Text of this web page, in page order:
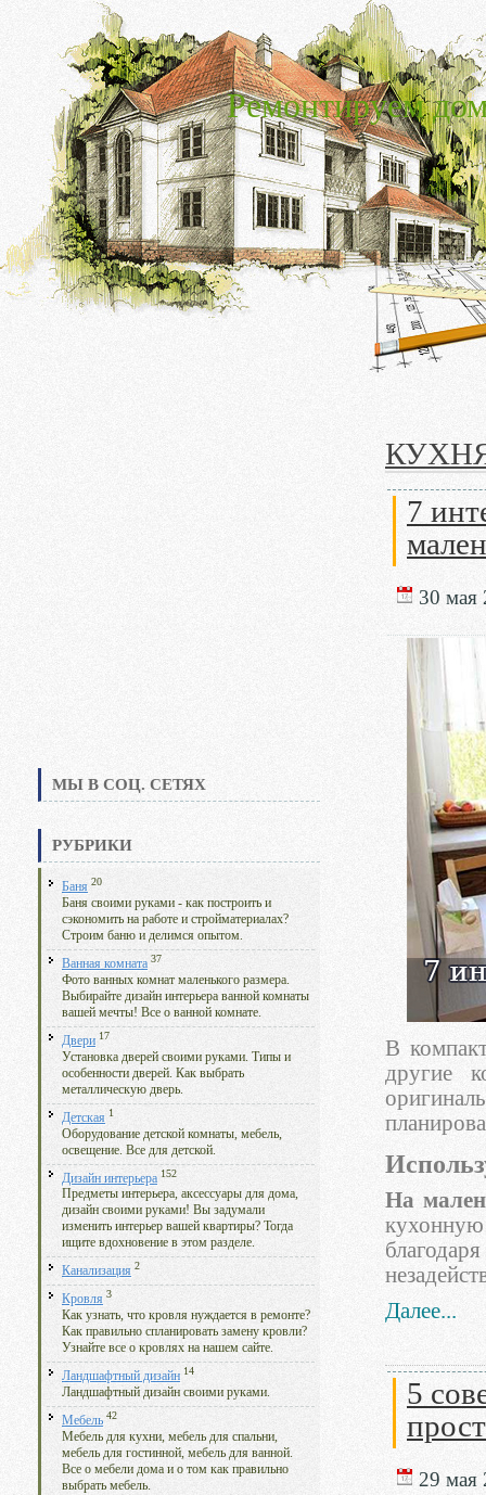
Ремонтируем
МЫ В СОЦ. СЕТЯХ
РУБРИКИ
Баня 20
Баня своими руками - как построить и
сэкономить на работе и стройматериалах?
Строим баню и делимся опытом.
Ванная комната 37
Фото ванных комнат маленького размера.
Выбирайте дизайн интерьера ванной комнаты
вашей мечты! Все о ванной комнате.
Двери 17
Установка дверей своими руками. Типы и
особенности дверей. Как выбрать
металлическую дверь.
Детская 1
Оборудование детской комнаты, мебель,
освещение. Все для детской.
Дизайн интерьера 152
Предметы интерьера, аксессуары для дома,
дизайн своими руками! Вы задумали
изменить интерьер вашей квартиры? Тогда
ищите вдохновение в этом разделе.
Канализация 2
Кровля 3
Как узнать, что кровля нуждается в ремонте?
Как правильно спланировать замену кровли?
Узнайте все о кровлях на нашем сайте.
Ландшафтный дизайн 14
Ландшафтный дизайн своими руками.
Мебель 42
Мебель для кухни, мебель для спальни,
мебель для гостинной, мебель для ванной.
Все о мебели дома и о том как правильно
выбрать мебель.
7
30 мая
В
другие
На
Далее...
5
29 мая